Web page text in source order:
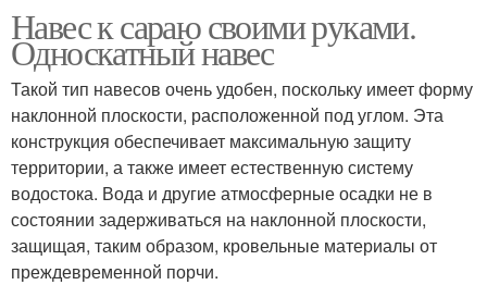
Навес к сараю своими руками.
Односкатный навес
Такой тип навесов очень удобен, поскольку имеет форму
наклонной плоскости, расположенной под углом. Эта
конструкция обеспечивает максимальную защиту
территории, а также имеет естественную систему
водостока. Вода и другие атмосферные осадки не в
состоянии задерживаться на наклонной плоскости,
защищая, таким образом, кровельные материалы от
преждевременной порчи.